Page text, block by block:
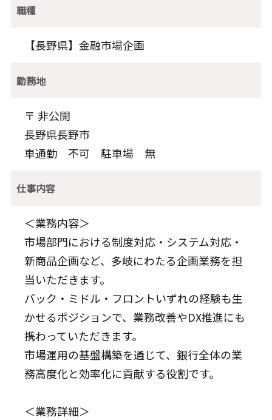
職種
【長野県】金融市場企画
勤務地
〒 非公開
長野県長野市
車通勤 不可 駐車場 無
仕事内容
＜業務内容＞
市場部門における制度対応・システム対応・
新商品企画など、多岐にわたる企画業務を担
当いただきます。
バック・ミドル・フロントいずれの経験も生
かせるポジションで、業務改善やDX推進にも
携わっていただきます。
市場運用の基盤構築を通じて、銀行全体の業
務高度化と効率化に貢献する役割です。
＜業務詳細＞